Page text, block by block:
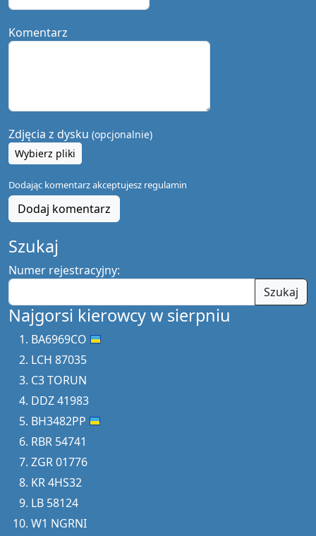
Komentarz
Zdjęcia z dysku (opcjonalnie)
Wybierz pliki
Dodając komentarz akceptujesz regulamin
Dodaj komentarz
Szukaj
Numer rejestracyjny:
Szukaj
Najgorsi kierowcy w sierpniu
BA6969CO
LCH 87035
C3 TORUN
DDZ 41983
BH3482PP
RBR 54741
ZGR 01776
KR 4HS32
LB 58124
W1 NGRNI